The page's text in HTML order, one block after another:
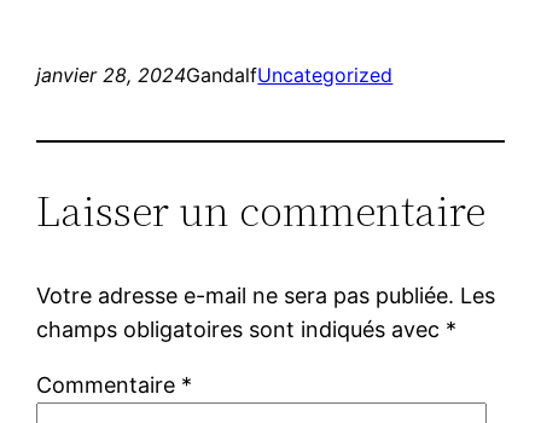
janvier 28, 2024GandalfUncategorized
Laisser un commentaire
Votre adresse e-mail ne sera pas publiée. Les
champs obligatoires sont indiqués avec *
Commentaire *